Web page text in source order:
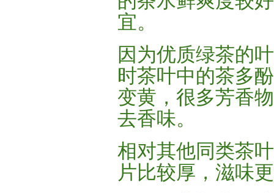
宜。
因为优质绿茶的
时茶叶中的茶多
变黄，很多芳香
去香味。
相对其他同类茶
片比较厚，滋味